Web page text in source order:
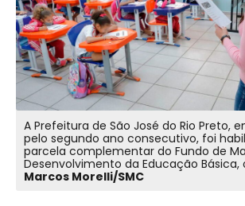
A Prefeitura de São José do Rio Preto,
pelo segundo ano consecutivo, foi
parcela complementar do Fundo de
Desenvolvimento da Educação Básica,
Marcos Morelli/SMC